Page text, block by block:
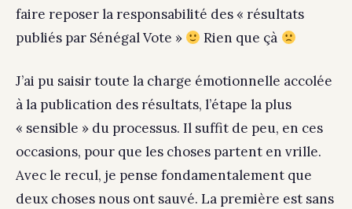
faire reposer la responsabilité des « résultats
publiés par Sénégal Vote »
Rien que çà
J’ai pu saisir toute la charge émotionnelle accolée
à la publication des résultats, l’étape la plus
« sensible » du processus. Il suffit de peu, en ces
occasions, pour que les choses partent en vrille.
Avec le recul, je pense fondamentalement que
deux choses nous ont sauvé. La première est sans